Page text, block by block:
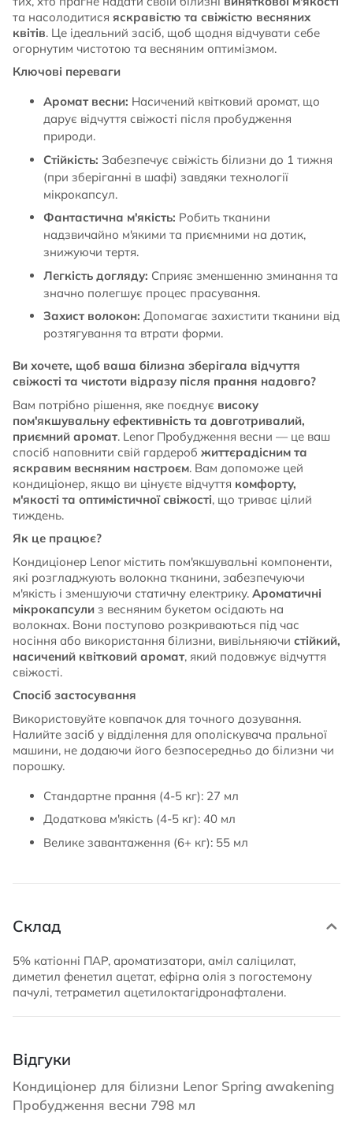
та насолодитися яскравістю та свіжістю весняних
квітів. Це ідеальний засіб, щоб щодня відчувати себе
огорнутим чистотою та весняним оптимізмом.
Ключові переваги
Аромат весни: Насичений квітковий аромат, що
дарує відчуття свіжості після пробудження
природи.
Стійкість: Забезпечує свіжість білизни до 1 тижня
(при зберіганні в шафі) завдяки технології
мікрокапсул.
Фантастична м'якість: Робить тканини
надзвичайно м'якими та приємними на дотик,
знижуючи тертя.
Легкість догляду: Сприяє зменшенню зминання та
значно полегшує процес прасування.
Захист волокон: Допомагає захистити тканини від
розтягування та втрати форми.
Ви хочете, щоб ваша білизна зберігала відчуття
свіжості та чистоти відразу після прання надовго?
Вам потрібно рішення, яке поєднує високу
пом'якшувальну ефективність та довготривалий,
приємний аромат. Lenor Пробудження весни — це ваш
спосіб наповнити свій гардероб життєрадісним та
яскравим весняним настроєм. Вам допоможе цей
кондиціонер, якщо ви цінуєте відчуття комфорту,
м'якості та оптимістичної свіжості, що триває цілий
тиждень.
Як це працює?
Кондиціонер Lenor містить пом'якшувальні компоненти,
які розгладжують волокна тканини, забезпечуючи
м'якість і зменшуючи статичну електрику. Ароматичні
мікрокапсули з весняним букетом осідають на
волокнах. Вони поступово розкриваються під час
носіння або використання білизни, вивільняючи стійкий,
насичений квітковий аромат, який подовжує відчуття
свіжості.
Спосіб застосування
Використовуйте ковпачок для точного дозування.
Налийте засіб у відділення для ополіскувача пральної
машини, не додаючи його безпосередньо до білизни чи
порошку.
Стандартне прання (4-5 кг): 27 мл
Додаткова м'якість (4-5 кг): 40 мл
Велике завантаження (6+ кг): 55 мл
Склад
5% катіонні ПАР, ароматизатори, аміл саліцилат,
диметил фенетил ацетат, ефірна олія з погостемону
пачулі, тетраметил ацетилоктагідронафталени.
Відгуки
Кондиціонер для білизни Lenor Spring awakening
Пробудження весни 798 мл